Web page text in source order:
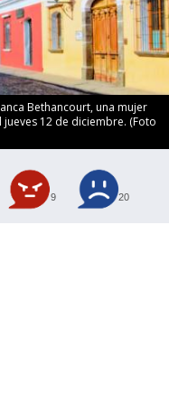
Bethancourt, una mujer
12 de diciembre. (Foto
9 20